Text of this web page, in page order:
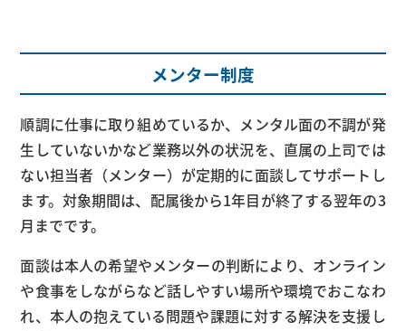
メンター制度
順調に仕事に取り組めているか、メンタル面の不調が発
生していないかなど業務以外の状況を、直属の上司では
ない担当者（メンター）が定期的に面談してサポートし
ます。対象期間は、配属後から1年目が終了する翌年の3
月までです。
面談は本人の希望やメンターの判断により、オンライン
や食事をしながらなど話しやすい場所や環境でおこなわ
れ、本人の抱えている問題や課題に対する解決を支援し